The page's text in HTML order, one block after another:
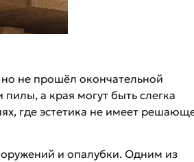
не прошёл окончательной
а края могут быть слегка
где эстетика не имеет
и опалубки. Одним из